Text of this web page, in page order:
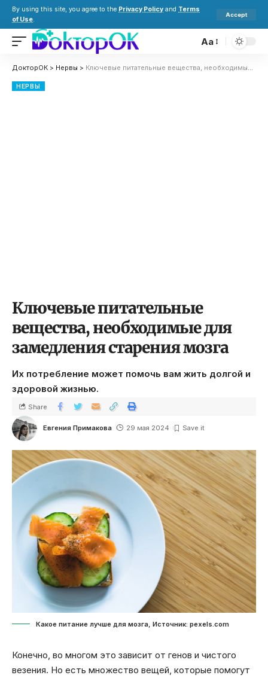
By using this site, you agree to the Privacy Policy and Terms
of Use.
Accept
Aa
ДокторОК > Нервы > Ключевые питательные вещества, необходимые для замедления старения мозга
НЕРВЫ
Ключевые питательные
вещества, необходимые для
замедления старения мозга
Их потребление может помочь вам жить долгой и
здоровой жизнью.
Евгения Примакова 29 мая 2024
Share
Какое питание лучше для мозга, Источник: pexels.com
Конечно, во многом это зависит от генов и чистого
везения. Но есть множество вещей, которые помогут